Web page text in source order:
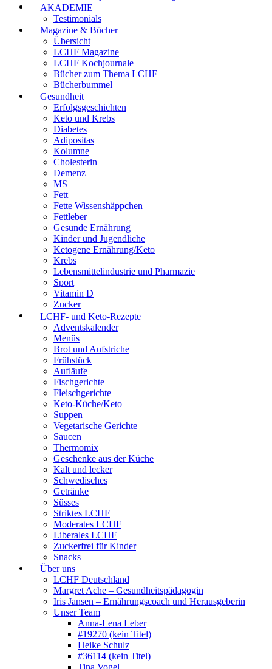
AKADEMIE
Testimonials
Magazine & Bücher
Übersicht
LCHF Magazine
LCHF Kochjournale
Bücher zum Thema LCHF
Bücherbummel
Gesundheit
Erfolgsgeschichten
Keto und Krebs
Diabetes
Adipositas
Kolumne
Cholesterin
Demenz
MS
Fett
Fette Wissenshäppchen
Fettleber
Gesunde Ernährung
Kinder und Jugendliche
Ketogene Ernährung/Keto
Krebs
Lebensmittelindustrie und Pharmazie
Sport
Vitamin D
Zucker
LCHF- und Keto-Rezepte
Adventskalender
Menüs
Brot und Aufstriche
Frühstück
Aufläufe
Fischgerichte
Fleischgerichte
Keto-Küche/Keto
Suppen
Vegetarische Gerichte
Saucen
Thermomix
Geschenke aus der Küche
Kalt und lecker
Schwedisches
Getränke
Süsses
Striktes LCHF
Moderates LCHF
Liberales LCHF
Zuckerfrei für Kinder
Snacks
Über uns
LCHF Deutschland
Margret Ache – Gesundheitspädagogin
Iris Jansen – Ernährungscoach und Herausgeberin
Unser Team
Anna-Lena Leber
#19270 (kein Titel)
Heike Schulz
#36114 (kein Titel)
Tina Vogel